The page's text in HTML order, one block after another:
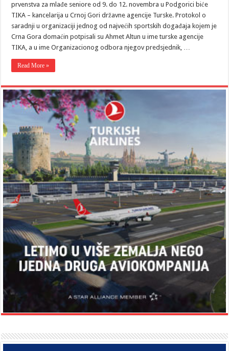
prvenstva za mlađe seniore od 9. do 12. novembra u Podgorici biće
TIKA – kancelarija u Crnoj Gori državne agencije Turske. Protokol o
saradnji u organizaciji jednog od najvećih sportskih događaja kojem je
Crna Gora domaćin potpisali su Ahmet Altun u ime turske agencije
TIKA, a u ime Organizacionog odbora njegov predsjednik, …
Read More »